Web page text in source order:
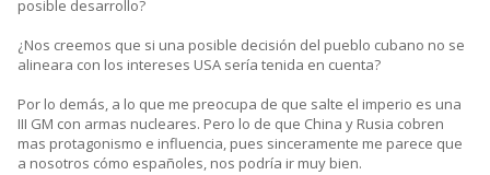
posible desarrollo?
¿Nos creemos que si una posible decisión del pueblo cubano no se
alineara con los intereses USA sería tenida en cuenta?
Por lo demás, a lo que me preocupa de que salte el imperio es una
III GM con armas nucleares. Pero lo de que China y Rusia cobren
mas protagonismo e influencia, pues sinceramente me parece que
a nosotros cómo españoles, nos podría ir muy bien.